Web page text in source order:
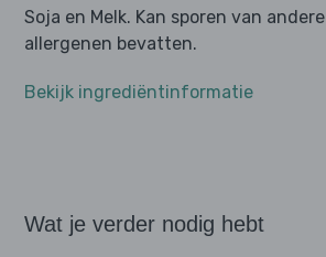
Soja en Melk. Kan sporen van andere
allergenen bevatten.
Bekijk ingrediëntinformatie
Wat je verder nodig hebt